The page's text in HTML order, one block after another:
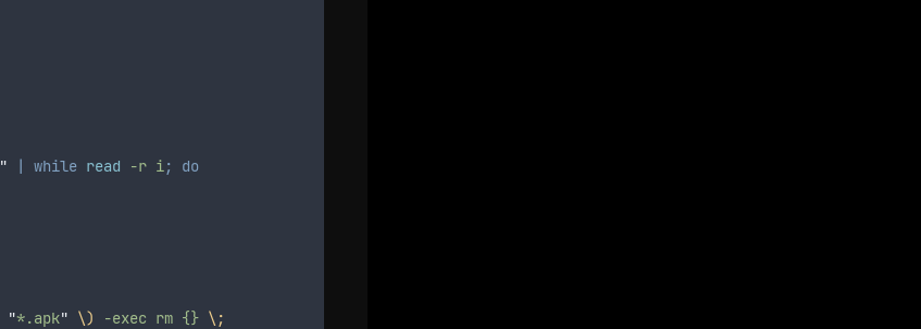
" | while read -r i ;
do
"*.apk" \) -exec rm {} \;